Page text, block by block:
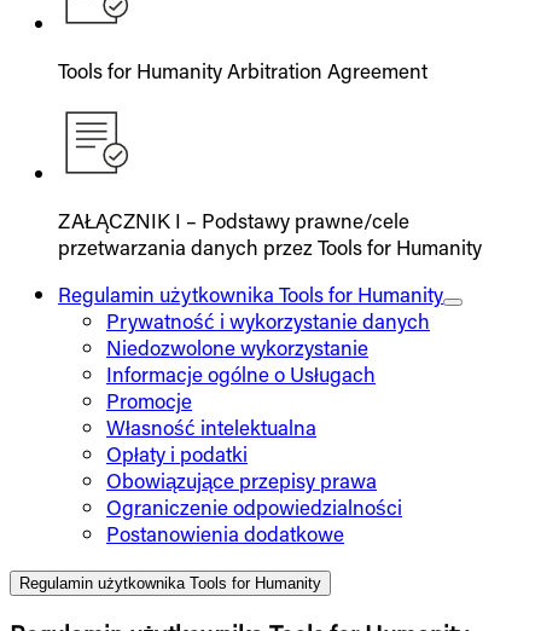
Tools for Humanity Arbitration Agreement
ZAŁĄCZNIK I – Podstawy prawne/cele
przetwarzania danych przez Tools for Humanity
Regulamin użytkownika Tools for Humanity
Prywatność i wykorzystanie danych
Niedozwolone wykorzystanie
Informacje ogólne o Usługach
Promocje
Własność intelektualna
Opłaty i podatki
Obowiązujące przepisy prawa
Ograniczenie odpowiedzialności
Postanowienia dodatkowe
Regulamin użytkownika Tools for Humanity